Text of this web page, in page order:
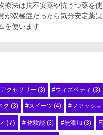
療法は抗不安薬や抗うつ薬を
が双極症だったら気分安定薬
を使います
クセサリー (3) #ウィズペティ (3)
ク (3) #スイーツ (4) #ファッショ
(7) # 体験談 (3) #無添加 (3)